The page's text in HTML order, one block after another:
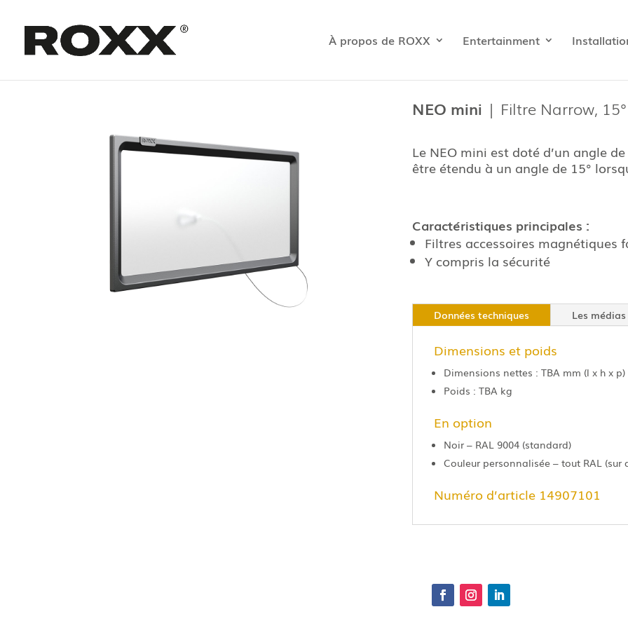
À propos de ROXX Entertainment
NEO mini | Filtre Narrow, 15°
Le NEO mini est doté d’un angle
être étendu à un angle de 15°
Caractéristiques principales :
Filtres accessoires magnétiques
Y compris la sécurité
Données techniques Les médias
Dimensions et poids
Dimensions nettes : TBA mm (l x h x p)
Poids : TBA kg
En option
Noir – RAL 9004 (standard)
Couleur personnalisée – tout RAL (sur
Numéro d’article 14907101